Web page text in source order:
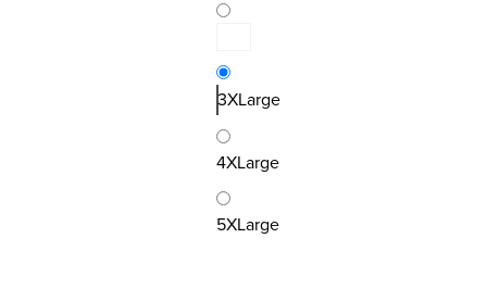
3XLarge
4XLarge
5XLarge